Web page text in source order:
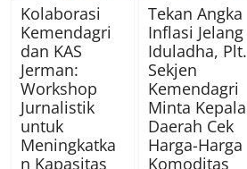
Kolaborasi
Kemendagri
dan KAS
Jerman:
Workshop
Jurnalistik
untuk
Meningkatka
n Kapasitas
Tekan Angka
Inflasi Jelang
Iduladha, Plt.
Sekjen
Kemendagri
Minta Kepala
Daerah Cek
Harga-Harga
Komoditas